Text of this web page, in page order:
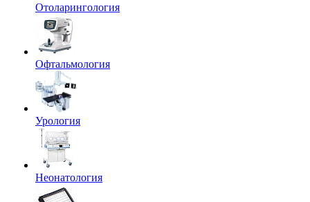
Отоларингология
Офтальмология
Урология
Неонатология